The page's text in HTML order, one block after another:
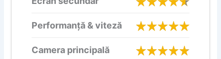
Performanță & viteză
Camera principală